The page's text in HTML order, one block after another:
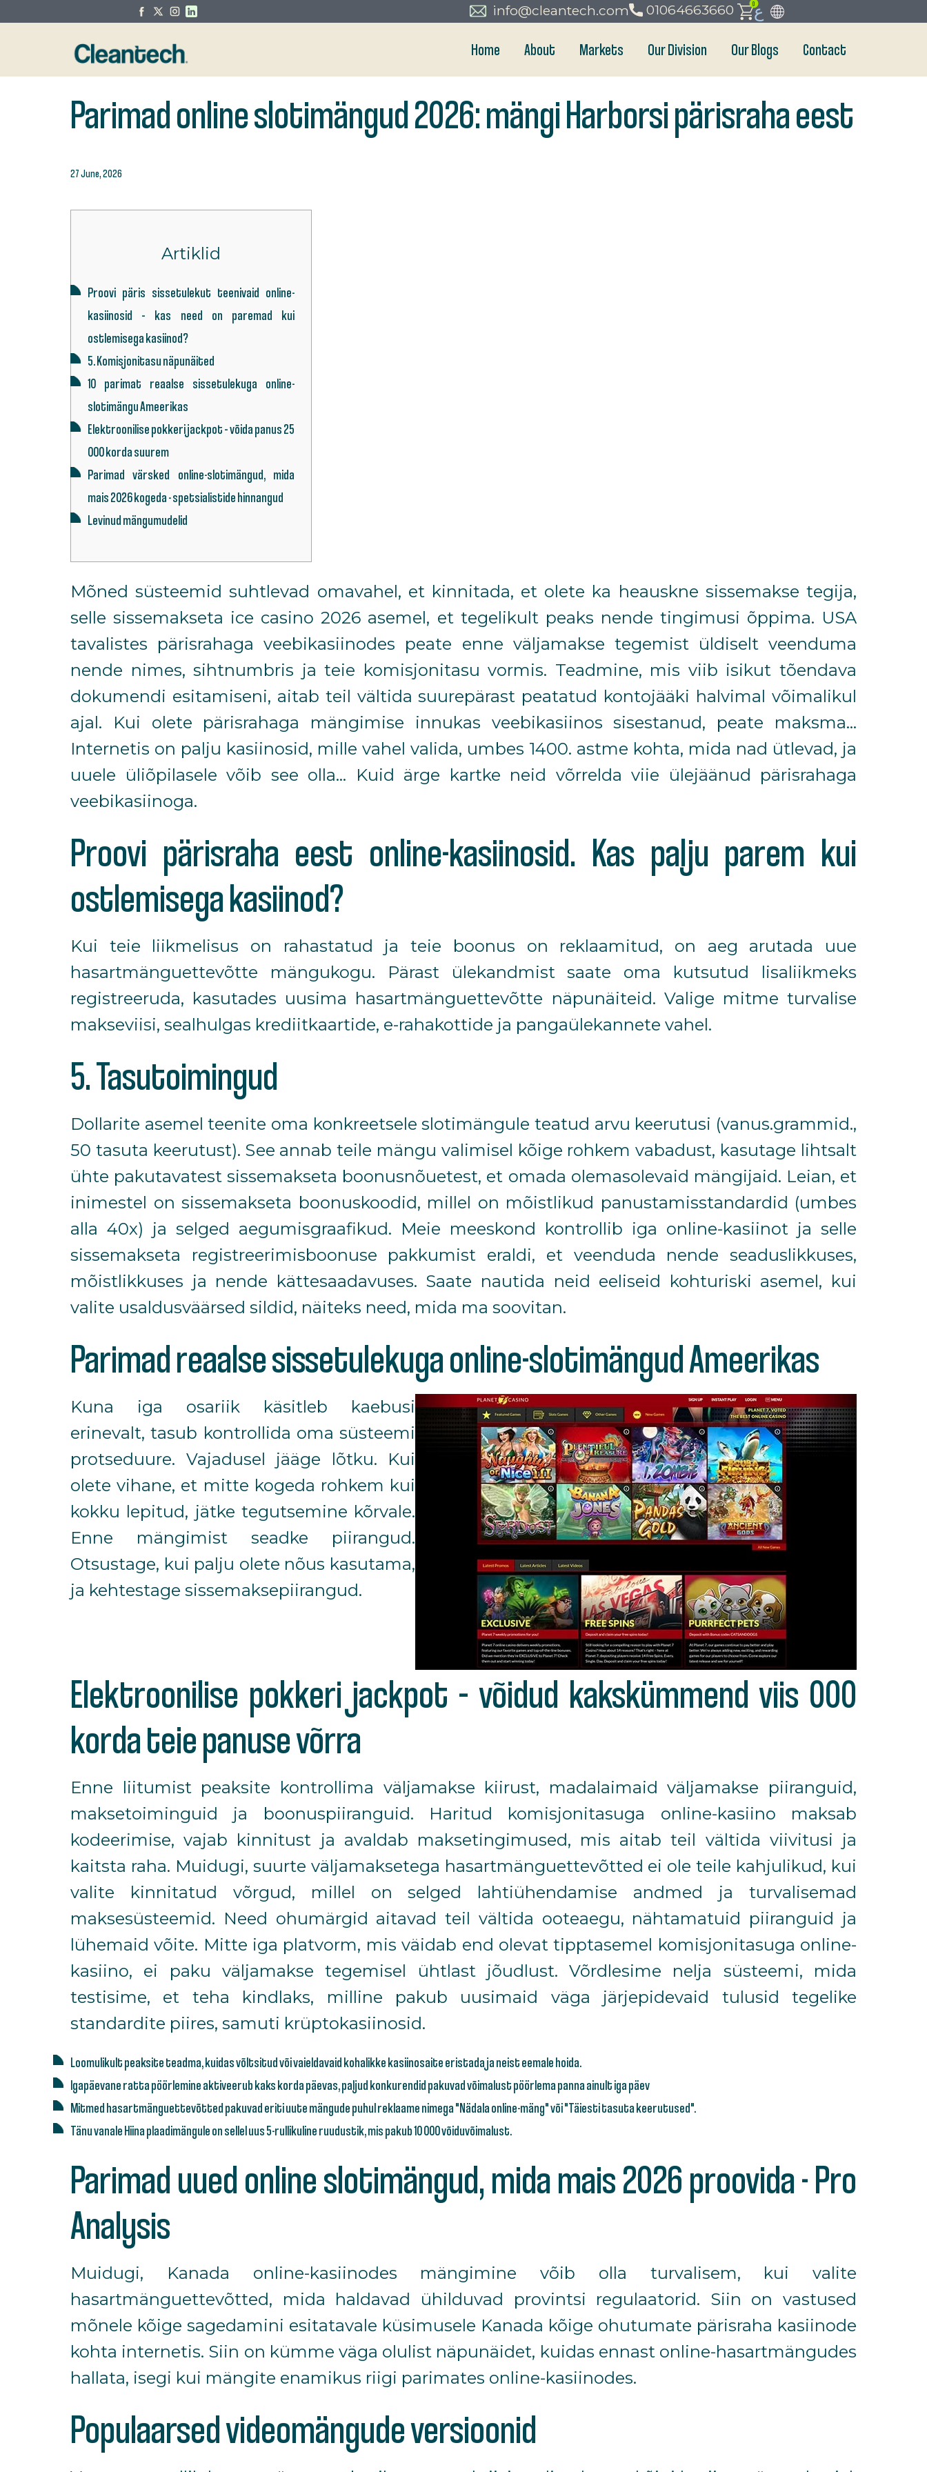
info@cleantech.com 01064663660 0ع
Home
About Markets Our Division Our Blogs Contact
Parimad online slotimängud 2026: mängi Harborsi pärisraha eest
27 June, 2026
Artiklid
Proovi päris sissetulekut teenivaid online-
kasiinosid – kas need on paremad kui
ostlemisega kasiinod?
5. Komisjonitasu näpunäited
10 parimat reaalse sissetulekuga online-
slotimängu Ameerikas
Elektroonilise pokkeri jackpot – võida panus 25
000 korda suurem
Parimad värsked online-slotimängud, mida
mais 2026 kogeda - spetsialistide hinnangud
Levinud mängumudelid
Mõned süsteemid suhtlevad omavahel, et kinnitada, et olete ka heauskne sissemakse tegija,
sellesissemakseta ice casino 2026 asemel, et tegelikult peaks nende tingimusi õppima. USA
tavalistes pärisrahaga veebikasiinodes peate enne väljamakse tegemist üldiselt veenduma
nende nimes, sihtnumbris ja teie komisjonitasu vormis. Teadmine, mis viib isikut tõendava
dokumendi esitamiseni, aitab teil vältida suurepärast peatatud kontojääki halvimal võimalikul
ajal. Kui olete pärisrahaga mängimise innukas veebikasiinos sisestanud, peate maksma...
Internetis on palju kasiinosid, mille vahel valida, umbes 1400. astme kohta, mida nad ütlevad, ja
uuele üliõpilasele võib see olla... Kuid ärge kartke neid võrrelda viie ülejäänud pärisrahaga
veebikasiinoga.
Proovi pärisraha eest online-kasiinosid. Kas palju parem kui
ostlemisega kasiinod?
Kui teie liikmelisus on rahastatud ja teie boonus on reklaamitud, on aeg arutada uue
hasartmänguettevõtte mängukogu. Pärast ülekandmist saate oma kutsutud lisaliikmeks
registreeruda, kasutades uusima hasartmänguettevõtte näpunäiteid. Valige mitme turvalise
makseviisi, sealhulgas krediitkaartide, e-rahakottide ja pangaülekannete vahel.
5. Tasutoimingud
Dollarite asemel teenite oma konkreetsele slotimängule teatud arvu keerutusi (vanus.grammid.,
50 tasuta keerutust). See annab teile mängu valimisel kõige rohkem vabadust, kasutage lihtsalt
ühte pakutavatest sissemakseta boonusnõuetest, et omada olemasolevaid mängijaid. Leian, et
inimestel on sissemakseta boonuskoodid, millel on mõistlikud panustamisstandardid (umbes
alla 40x) ja selged aegumisgraafikud. Meie meeskond kontrollib iga online-kasiinot ja selle
sissemakseta registreerimisboonuse pakkumist eraldi, et veenduda nende seaduslikkuses,
mõistlikkuses ja nende kättesaadavuses. Saate nautida neid eeliseid kohturiski asemel, kui
valite usaldusväärsed sildid, näiteks need, mida ma soovitan.
Parimad reaalse sissetulekuga online-slotimängud Ameerikas
Kuna iga osariik käsitleb kaebusi
erinevalt, tasub kontrollida oma süsteemi
protseduure. Vajadusel jääge lõtku. Kui
olete vihane, et mitte kogeda rohkem kui
kokku lepitud, jätke tegutsemine kõrvale.
Enne mängimist seadke piirangud.
Otsustage, kui palju olete nõus kasutama,
ja kehtestage sissemaksepiirangud.
Elektroonilise pokkeri jackpot – võidud kakskümmend viis 000
korda teie panuse võrra
Enne liitumist peaksite kontrollima väljamakse kiirust, madalaimaid väljamakse piiranguid,
maksetoiminguid ja boonuspiiranguid. Haritud komisjonitasuga online-kasiino maksab
kodeerimise, vajab kinnitust ja avaldab maksetingimused, mis aitab teil vältida viivitusi ja
kaitsta raha. Muidugi, suurte väljamaksetega hasartmänguettevõtted ei ole teile kahjulikud, kui
valite kinnitatud võrgud, millel on selged lahtiühendamise andmed ja turvalisemad
maksesüsteemid. Need ohumärgid aitavad teil vältida ooteaegu, nähtamatuid piiranguid ja
lühemaid võite. Mitte iga platvorm, mis väidab end olevat tipptasemel komisjonitasuga online-
kasiino, ei paku väljamakse tegemisel ühtlast jõudlust. Võrdlesime nelja süsteemi, mida
testisime, et teha kindlaks, milline pakub uusimaid väga järjepidevaid tulusid tegelike
standardite piires, samuti krüptokasiinosid.
Loomulikult peaksite teadma, kuidas võltsitud või vaieldavaid kohalikke kasiinosaite eristada ja neist eemale hoida.
Igapäevane ratta pöörlemine aktiveerub kaks korda päevas, paljud konkurendid pakuvad võimalust pöörlema ​​panna ainult iga päev
Mitmed hasartmänguettevõtted pakuvad eriti uute mängude puhul reklaame nimega "Nädala online-mäng" või "Täiesti tasuta keerutused".
Tänu vanale Hiina plaadimängule on sellel uus 5-rullikuline ruudustik, mis pakub 10 000 võiduvõimalust.
Parimad uued online slotimängud, mida mais 2026 proovida - Pro
Analysis
Muidugi, Kanada online-kasiinodes mängimine võib olla turvalisem, kui valite
hasartmänguettevõtted, mida haldavad ühilduvad provintsi regulaatorid. Siin on vastused
mõnele kõige sagedamini esitatavale küsimusele Kanada kõige ohutumate pärisraha kasiinode
kohta internetis. Siin on kümme väga olulist näpunäidet, kuidas ennast online-hasartmängudes
hallata, isegi kui mängite enamikus riigi parimates online-kasiinodes.
Populaarsed videomängude versioonid